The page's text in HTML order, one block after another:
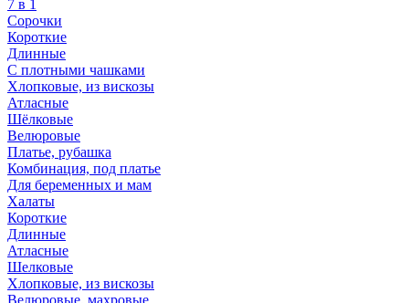
7 в 1
Сорочки
Короткие
Длинные
С плотными чашками
Хлопковые, из вискозы
Атласные
Шёлковые
Велюровые
Платье, рубашка
Комбинация, под платье
Для беременных и мам
Халаты
Короткие
Длинные
Атласные
Шелковые
Хлопковые, из вискозы
Велюровые, махровые